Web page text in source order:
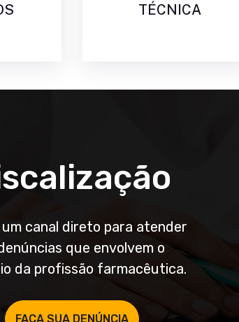
TÉCNICA
um canal direto para atender
que envolvem o
da profissão farmacêutica.
FAÇA SUA DENÚNCIA